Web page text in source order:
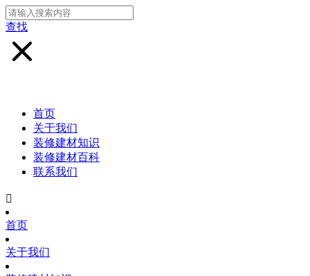
查找
首页
关于我们
装修建材知识
装修建材百科
联系我们

首页
关于我们